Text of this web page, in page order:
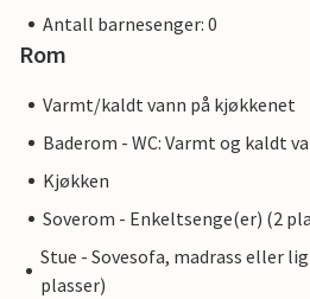
Antall barnesenger: 0
Rom
Varmt/kaldt vann på kjøkkenet
Baderom - WC: Varmt og kaldt
Kjøkken
Soverom - Enkeltsenge(er) (2
Stue - Sovesofa, madrass eller
plasser)